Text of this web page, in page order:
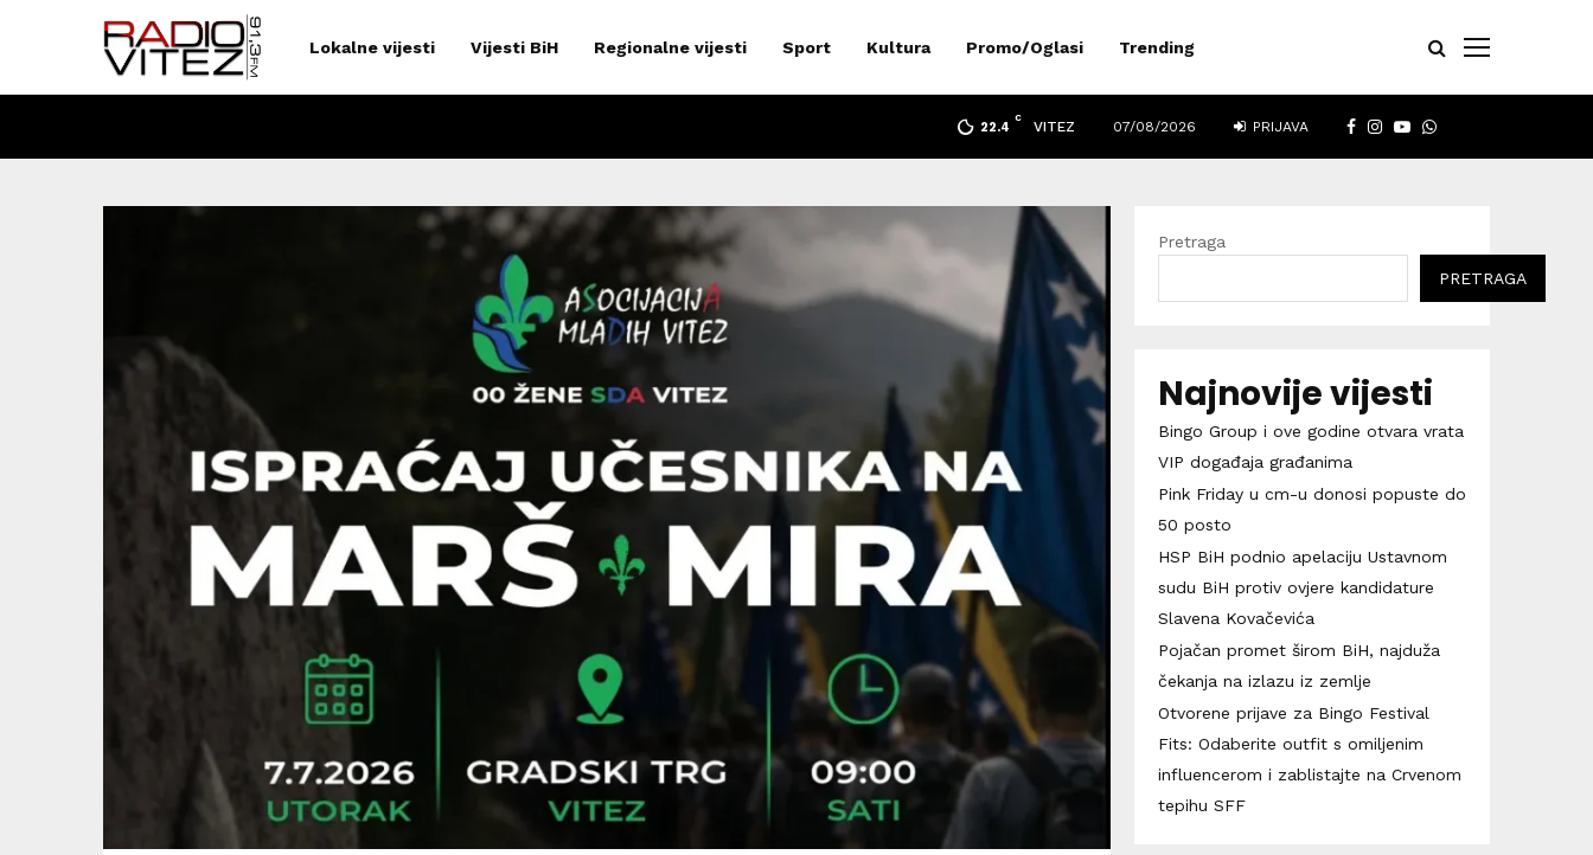
Lokalne vijesti Vijesti BiH Regionalne vijesti Sport Kultura Promo/Oglasi Trending
FACEBOOK
INSTAGRAM
YOUTUBE
WHATSAPP
22.4
C
VITEZ 07/08/2026 PRIJAVA
Pretraga
PRETRAGA
Najnovije vijesti
Bingo Group i ove godine otvara vrata
VIP događaja građanima
Pink Friday u cm-u donosi popuste do
50 posto
HSP BiH podnio apelaciju Ustavnom
sudu BiH protiv ovjere kandidature
Slavena Kovačevića
Pojačan promet širom BiH, najduža
čekanja na izlazu iz zemlje
Otvorene prijave za Bingo Festival
Fits: Odaberite outfit s omiljenim
influencerom i zablistajte na Crvenom
tepihu SFF